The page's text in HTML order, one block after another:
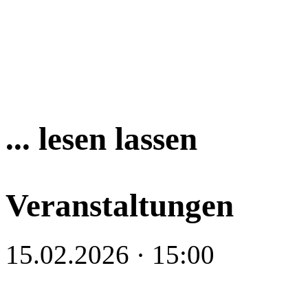
... lesen lassen
Veranstaltungen
15.02.2026 · 15:00